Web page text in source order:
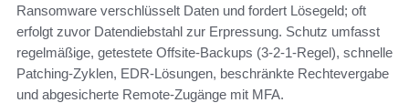
Ransomware verschlüsselt Daten und fordert Lösegeld; oft
erfolgt zuvor Datendiebstahl zur Erpressung. Schutz umfasst
regelmäßige, getestete Offsite‑Backups (3‑2‑1‑Regel), schnelle
Patching‑Zyklen, EDR‑Lösungen, beschränkte Rechtevergabe
und abgesicherte Remote‑Zugänge mit MFA.